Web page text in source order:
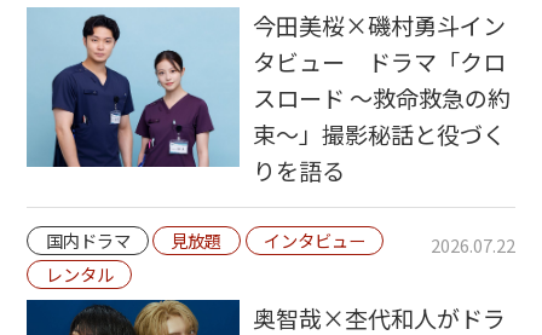
今田美桜×磯村勇斗イン
タビュー ドラマ「クロ
スロード ～救命救急の約
束～」撮影秘話と役づく
りを語る
国内ドラマ 見放題
インタビュー
レンタル
2026.07.22
奥智哉×杢代和人がドラ